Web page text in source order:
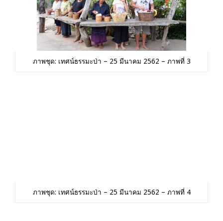
ภาพชุด: เทศน์ธรรมะป่า – 25 มีนาคม 2562 – ภาพที่ 3
ภาพชุด: เทศน์ธรรมะป่า – 25 มีนาคม 2562 – ภาพที่ 4